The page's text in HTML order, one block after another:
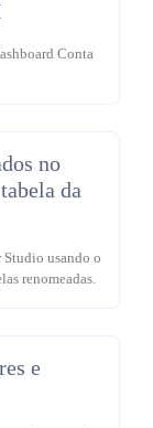
Conta
no
da
Studio usando o
renomeadas.
e